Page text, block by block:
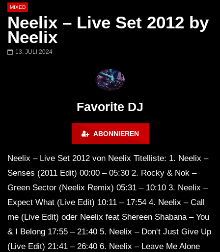
MIXED
Neelix – Live Set 2012 by
Neelix
13. JULI 2024
Favorite DJ
ABONNIEREN
Neelix – Live Set 2012 von Neelix Titelliste: 1. Neelix –
Senses (2011 Edit) 00:00 – 05:30 2. Rocky & Nok –
Green Sector (Neelix Remix) 05:31 – 10:10 3. Neelix –
Expect What (Live Edit) 10:11 – 17:54 4. Neelix – Call
me (Live Edit) oder Neelix feat Shereen Shabana – You
& I Belong 17:55 – 21:40 5. Neelix – Don‘t Just Give Up
(Live Edit) 21:41 – 26:40 6. Neelix – Leave Me Alone